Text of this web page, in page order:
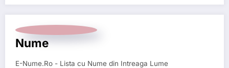
Nume
E-Nume.Ro - Lista cu Nume din Intreaga Lume